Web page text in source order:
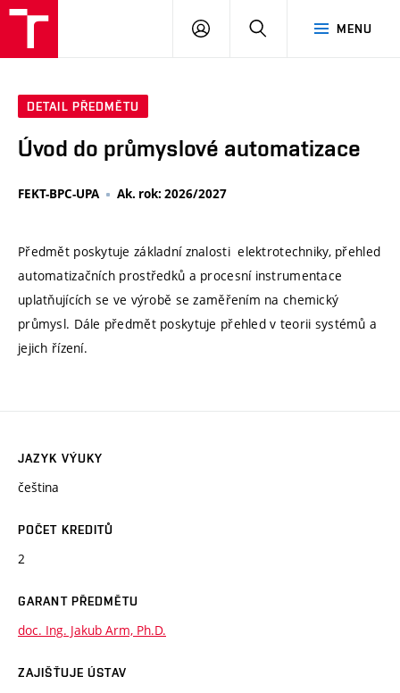
MENU
PŘIHLÁSIT
DETAIL PŘEDMĚTU
Úvod do průmyslové automatizace
FEKT-BPC-UPA Ak. rok: 2026/2027
Předmět poskytuje základní znalosti elektrotechniky, přehled
automatizačních prostředků a procesní instrumentace
uplatňujících se ve výrobě se zaměřením na chemický
průmysl. Dále předmět poskytuje přehled v teorii systémů a
jejich řízení.
JAZYK VÝUKY
čeština
POČET KREDITŮ
2
GARANT PŘEDMĚTU
doc. Ing. Jakub Arm, Ph.D.
ZAJIŠŤUJE ÚSTAV